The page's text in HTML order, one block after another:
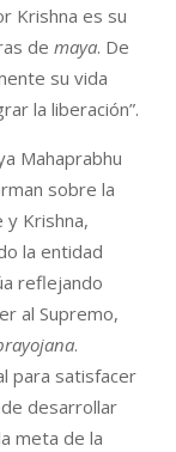
Krishna es su
de maya. De
su vida
la liberación”.
Mahaprabhu
sobre la
Krishna,
la entidad
reflejando
al Supremo,
.
para satisfacer
desarrollar
meta de la